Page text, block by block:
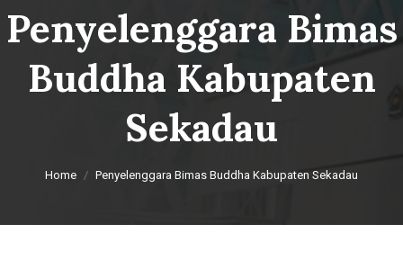
Penyelenggara Bimas
Buddha Kabupaten
Sekadau
Home Penyelenggara Bimas Buddha Kabupaten Sekadau